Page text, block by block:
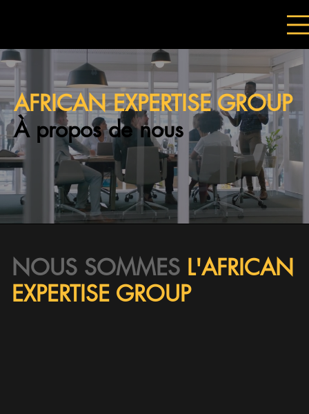
NOUS SOMMES L'AFRICAN
EXPERTISE GROUP
AFRICAN EXPERTISE GROUP
À propos de nous